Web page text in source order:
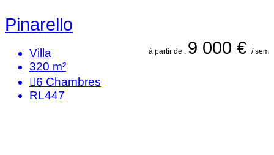
Pinarello
à partir de : 9 000 € / sem
Villa
320 m²
6 Chambres
RL447